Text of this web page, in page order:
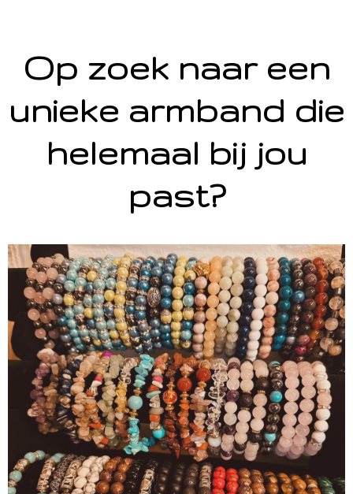
Op zoek naar een
unieke armband die
helemaal bij jou
past?